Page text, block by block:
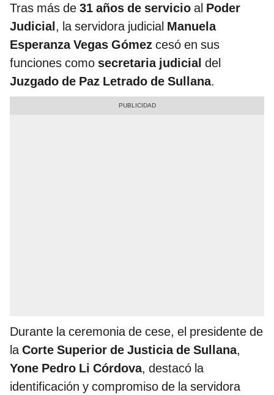
Tras más de 31 años de servicio al Poder
Judicial, la servidora judicial Manuela
Esperanza Vegas Gómez cesó en sus
funciones como secretaria judicial del
Juzgado de Paz Letrado de Sullana.
Durante la ceremonia de cese, el presidente de
laCorte Superior de Justicia de Sullana,
Yone Pedro Li Córdova, destacó la
identificación y compromiso de la servidora